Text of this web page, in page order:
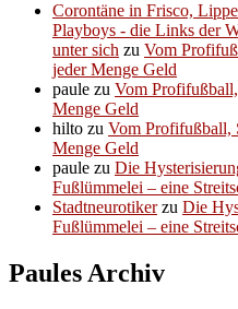
Corontäne in Frisco,
Playboys - die Links der
unter sich zu Vom
jeder Menge Geld
paule zu Vom
Menge Geld
hilto zu Vom Profifußball,
Menge Geld
paule zu Die
Fußlümmelei – eine
Stadtneurotikerzu Die
Fußlümmelei – eine
Paules Archiv